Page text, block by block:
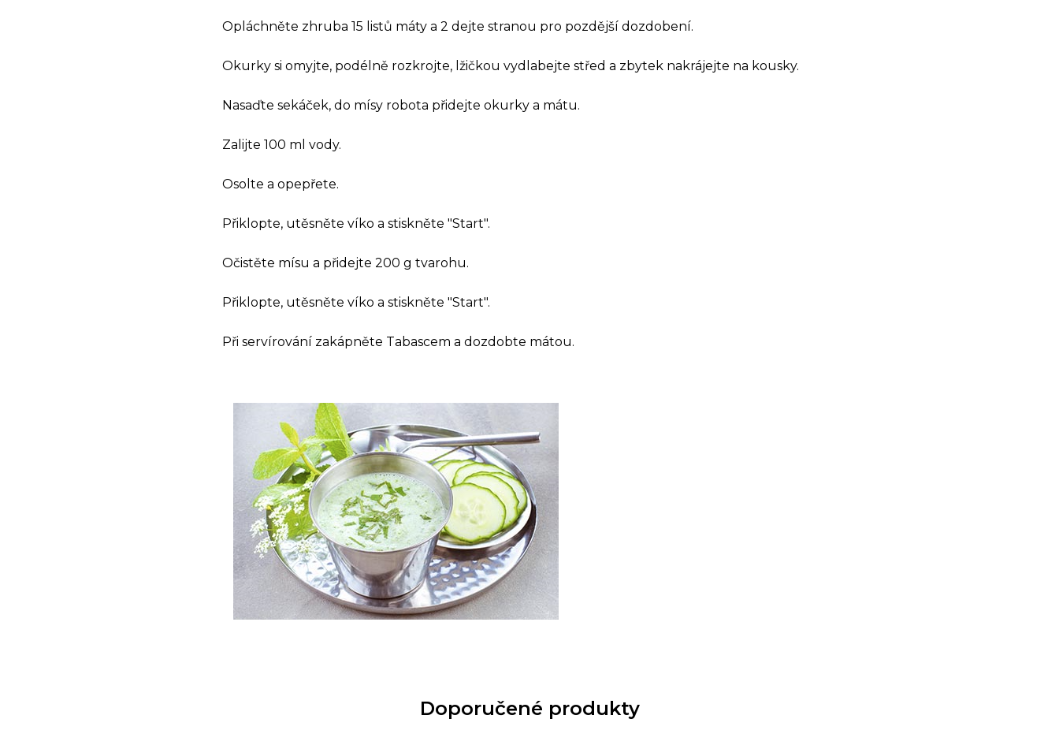
Opláchněte zhruba 15 listů máty a 2 dejte stranou pro pozdější dozdobení.
Okurky si omyjte, podélně rozkrojte, lžičkou vydlabejte střed a zbytek nakrájejte na kousky.
Nasaďte sekáček, do mísy robota přidejte okurky a mátu.
Zalijte 100 ml vody.
Osolte a opepřete.
Přiklopte, utěsněte víko a stiskněte "Start".
Očistěte mísu a přidejte 200 g tvarohu.
Přiklopte, utěsněte víko a stiskněte "Start".
Při servírování zakápněte Tabascem a dozdobte mátou.
Doporučené produkty